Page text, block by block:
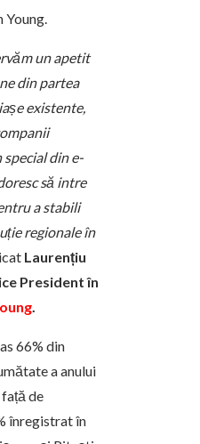
un apetit
din partea
existente,
din e-
să intre
a stabili
regionale în
Laurențiu
President în
66% din
a anului
de
înregistrat în